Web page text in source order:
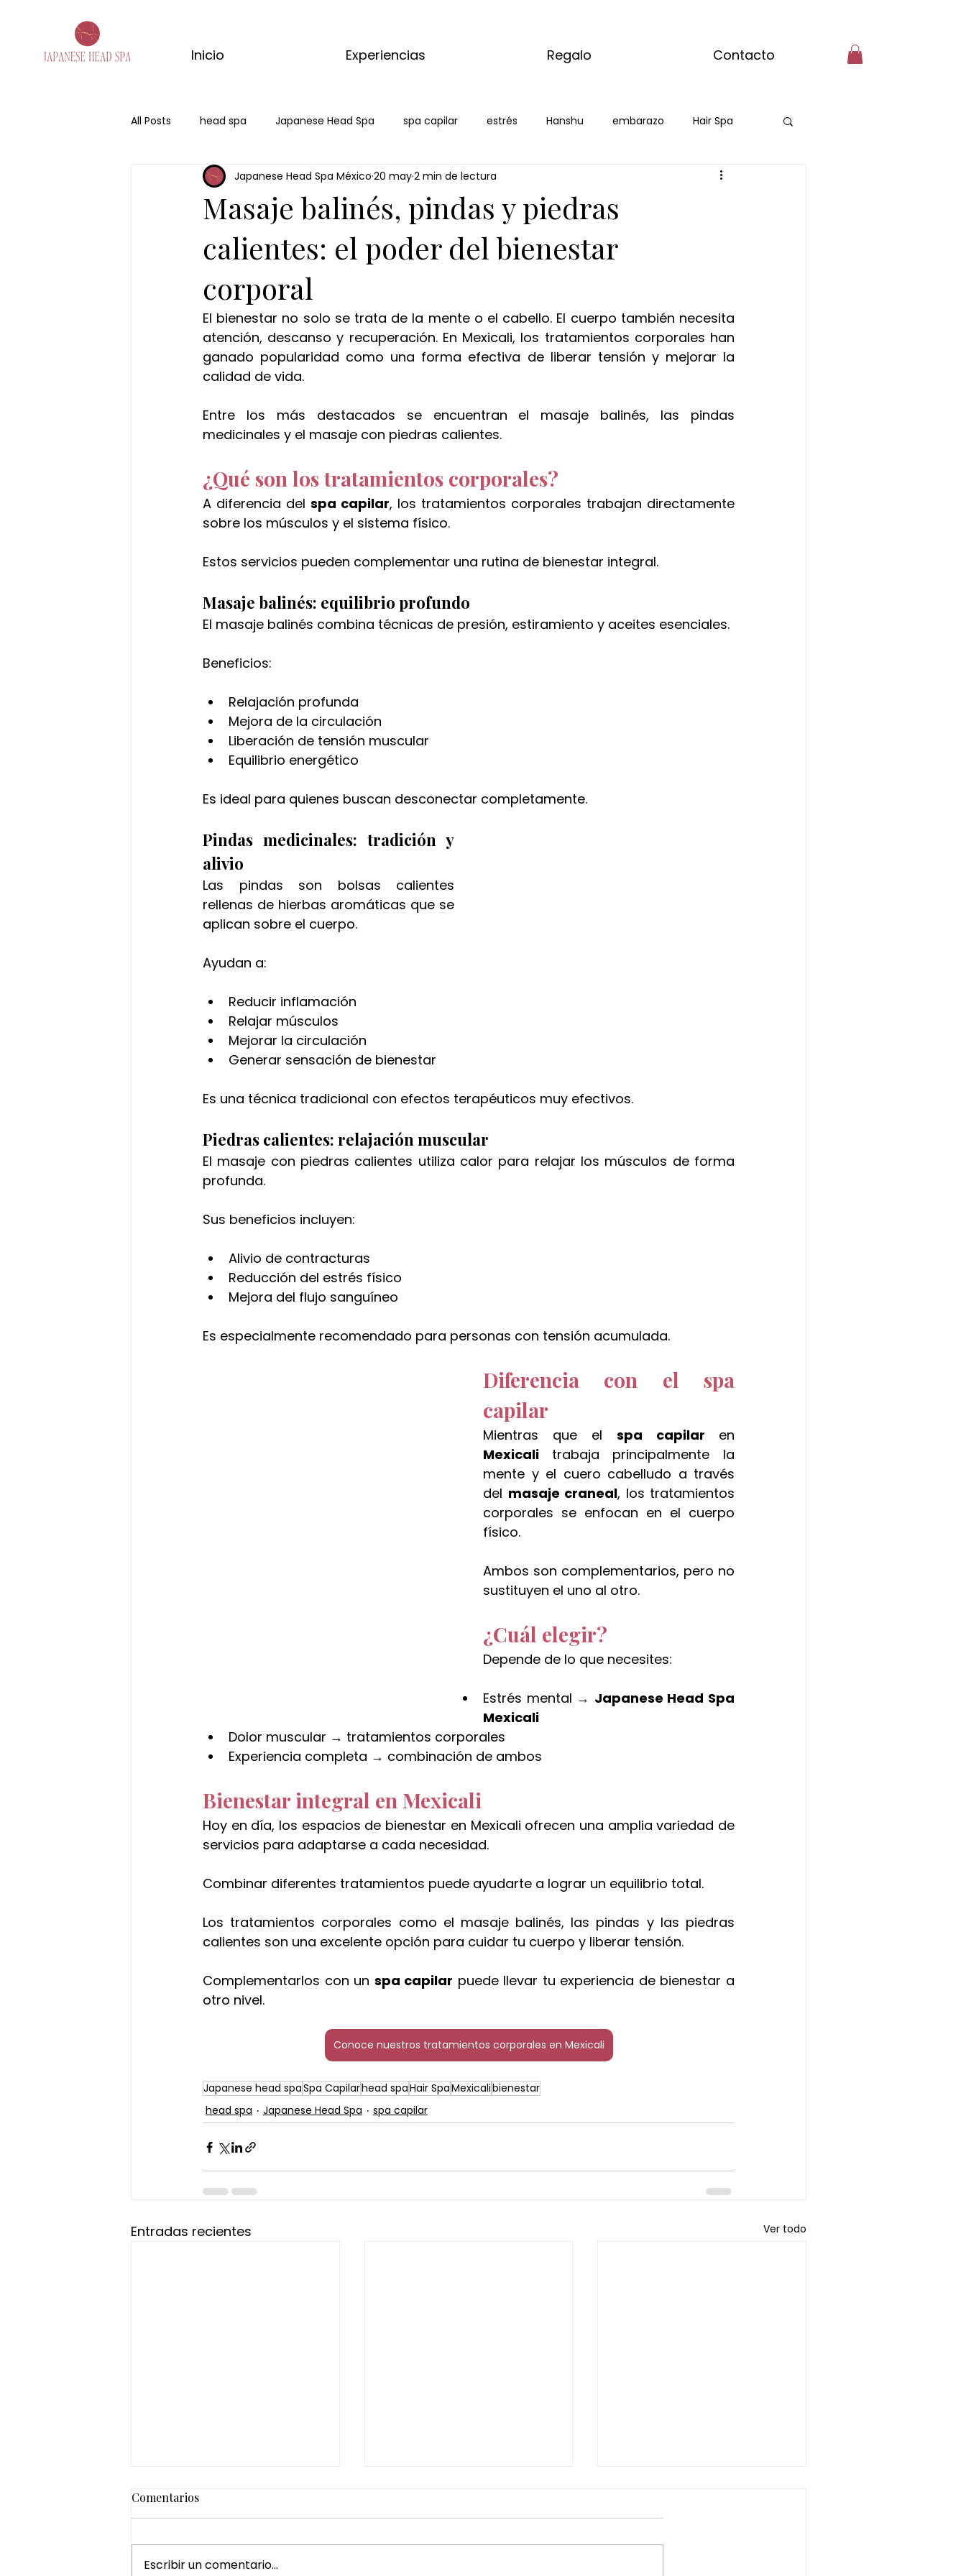
Inicio Experiencias Regalo Contacto
All Posts head spa Japanese Head Spa spa capilar estrés Hanshu embarazo Hair Spa
san valentin regalo Mexicali
Masaje balinés, pindas y piedras
calientes: el poder del bienestar
corporal
Japanese Head Spa México 20 may2 min de lectura
El bienestar no solo se trata de la mente o el cabello. El cuerpo también necesita
atención, descanso y recuperación. En Mexicali, los tratamientos corporales han
ganado popularidad como una forma efectiva de liberar tensión y mejorar la
calidad de vida.
Entre los más destacados se encuentran el masaje balinés, las pindas
medicinales y el masaje con piedras calientes.
¿Qué son los tratamientos corporales?
A diferencia del spa capilar, los tratamientos corporales trabajan directamente
sobre los músculos y el sistema físico.
Estos servicios pueden complementar una rutina de bienestar integral.
Masaje balinés: equilibrio profundo
El masaje balinés combina técnicas de presión, estiramiento y aceites esenciales.
Beneficios:
Relajación profunda
Mejora de la circulación
Liberación de tensión muscular
Equilibrio energético
Es ideal para quienes buscan desconectar completamente.
Pindas medicinales: tradición y
alivio
Las pindas son bolsas calientes
rellenas de hierbas aromáticas que se
aplican sobre el cuerpo.
Ayudan a:
Reducir inflamación
Relajar músculos
Mejorar la circulación
Generar sensación de bienestar
Es una técnica tradicional con efectos terapéuticos muy efectivos.
Piedras calientes: relajación muscular
El masaje con piedras calientes utiliza calor para relajar los músculos de forma
profunda.
Sus beneficios incluyen:
Alivio de contracturas
Reducción del estrés físico
Mejora del flujo sanguíneo
Es especialmente recomendado para personas con tensión acumulada.
Diferencia con el spa
capilar
Mientras que el spa capilar
Mexicali trabaja principalmente la
mente y el cuero cabelludo a través
del masaje craneal, los tratamientos
corporales se enfocan en el cuerpo
físico.
Ambos son complementarios, pero no
sustituyen el uno al otro.
¿Cuál elegir?
Depende de lo que necesites:
Estrés mental → Japanese Head Spa
Mexicali
Dolor muscular → tratamientos corporales
Experiencia completa → combinación de ambos
Bienestar integral en Mexicali
Hoy en día, los espacios de bienestar en Mexicali ofrecen una amplia variedad de
servicios para adaptarse a cada necesidad.
Combinar diferentes tratamientos puede ayudarte a lograr un equilibrio total.
Los tratamientos corporales como el masaje balinés, las pindas y las piedras
calientes son una excelente opción para cuidar tu cuerpo y liberar tensión.
Complementarlos con un spa capilar puede llevar tu experiencia de bienestar a
otro nivel.
Conoce nuestros tratamientos corporales en Mexicali
Japanese head spaSpa Capilarhead spaHair SpaMexicalibienestar
head spa
Japanese Head Spa spa capilar
Entradas recientes Ver todo
Comentarios
Escribir un comentario...